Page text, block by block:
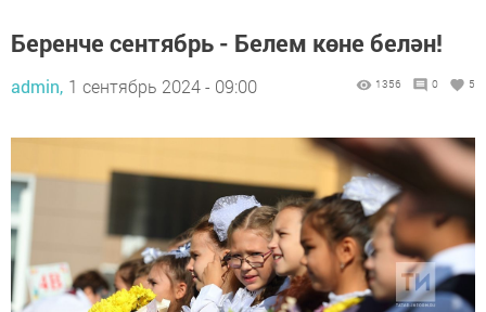
Беренче сентябрь - Белем көне белән!
admin, 1 сентябрь 2024 - 09:00 1356 0 5